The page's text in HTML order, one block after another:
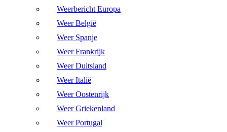
Weerbericht Europa
Weer België
Weer Spanje
Weer Frankrijk
Weer Duitsland
Weer Italië
Weer Oostenrijk
Weer Griekenland
Weer Portugal